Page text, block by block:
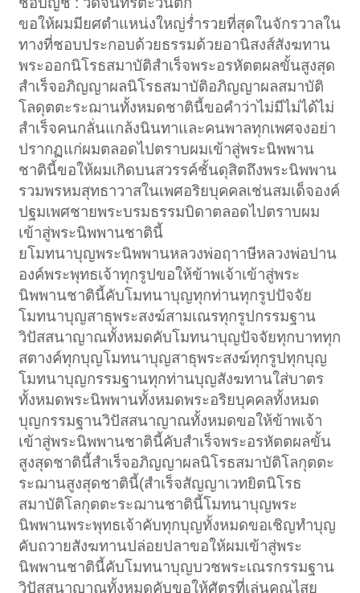
ขอให้ผมมียศตำแหน่งใหญ่ร่ำรวยที่สุดในจักรวาลใน
ทางที่ชอบประกอบด้วยธรรมด้วยอานิสงส์สังฆทาน
พระออกนิโรธสมาบัติสำเร็จพระอรหัตตผลขั้นสูงสุด
สำเร็จอภิญญาผลนิโรธสมาบัติอภิญญาผลสมาบัติ
โลดุตตะระฌานทั้งหมดชาตินี้ขอคำว่าไม่มีไม่ได้ไม่
สำเร็จคนกลั่นแกล้งนินทาและคนพาลทุกเพศจงอย่า
ปรากฏแก่ผมตลอดไปตราบผมเข้าสู่พระนิพพาน
ชาตินี้ขอให้ผมเกิดบนสวรรค์ชั้นดุสิตถึงพระนิพพาน
รวมพรหมสุทธาวาสในเพศอริยบุคคลเช่นสมเด็จองค์
ปฐมเพศชายพระบรมธรรมบิดาตลอดไปตราบผม
เข้าสู่พระนิพพานชาตินี้
ยโมทนาบุญพระนิพพานหลวงพ่อฤาาษีหลวงพ่อปาน
องค์พระพุทธเจ้าทุกรูปขอให้ข้าพเจ้าเข้าสู่พระ
นิพพานชาตินี้คับโมทนาบุญทุกท่านทุกรูปปัจจัย
โมทนาบุญสาธุพระสงฆ์สามเณรทุกรูปกรรมฐาน
วิปัสสนาญาณทั้งหมดคับโมทนาบุญปัจจัยทุกบาททุก
สตางค์ทุกบุญโมทนาบุญสาธุพระสงฆ์ทุกรูปทุกบุญ
โมทนาบุญกรรมฐานทุกท่านบุญสังฆทานใส่บาตร
ทั้งหมดพระนิพพานทั้งหมดพระอริยบุคคลทั้งหมด
บุญกรรมฐานวิปัสสนาญาณทั้งหมดขอให้ข้าพเจ้า
เข้าสู่พระนิพพานชาตินี้คับสำเร็จพระอรหัตตผลขั้น
สูงสุดชาตินี้สำเร็จอภิญญาผลนิโรธสมาบัติโลกุตตะ
ระฌานสูงสุดชาตินี้(สำเร็จสัญญาเวทยิตนิโรธ
สมาบัติโลกุตตะระฌานชาตินี้โมทนาบุญพระ
นิพพานพระพุทธเจ้าคับทุกบุญทั้งหมดขอเชิญทำบุญ
คับถวายสังฆทานปล่อยปลาขอให้ผมเข้าสู่พระ
นิพพานชาตินี้คับโมทนาบุญบวชพระเณรกรรมฐาน
วิปัสสนาญาณทั้งหมดคับขอให้ศัตรุที่เล่นคุณไสย